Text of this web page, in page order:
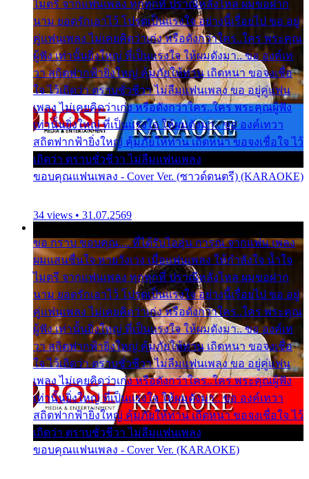
ไมตรี จากแฟนเพลง ทุกทุกที่ ปราณีหลั่งไหล ผมขอฝาก
นาม ยอดรักเอาไว้ โปรดเป็นแรงใจ อย่างนี้เรื่อยไป ขอ อยู่
คู่แฟนเพลง ไม่เคยคิดว่าเก่ง หรือดังกว่าใคร..ใคร พระคุณ
ผู้ฟัง เท่านั้นยิ่งใหญ่ ที่เป็นแรงใจ ให้ผมดังมา.. ขอ องค์เท
วา สถิตฟากฟ้ายิ่งใหญ่ คุ้มภัยให้ท่าน เถิดหนา ขอจงเชื่อ
ใจ ไว้เถิดว่า ตราบชั่วชีวา ไม่ลืมแฟนเพลง ขอ อยู่คู่แฟน
เพลง ไม่เคยคิดว่าเก่ง หรือดังกว่าใคร..ใคร พระคุณผู้ฟัง
เท่านั้นยิ่งใหญ่ ที่เป็นแรงใจ ให้ผมดังมา.. ขอ องค์เทวา
สถิตฟากฟ้ายิ่งใหญ่ คุ้มภัยให้ท่าน เถิดหนา ขอจงเชื่อใจ ไว้
เถิดว่า ตราบชั่วชีวา ไม่ลืมแฟนเพลง
ขอบคุณแฟนเพลง - Cover Ver. (ซาวด์ดนตรี) (KARAOKE)
34 views • 31.07.2569
ขอ กราบ ขอบคุณ.... ที่ได้รับไออุ่น การุณ จากแฟน เพลง
ผมแสนชื่นใจ หายวังเวง เมื่อแฟนเพลง ให้กำลังใจ น้ำใจ
ไมตรี จากแฟนเพลง ทุกทุกที่ ปราณีหลั่งไหล ผมขอฝาก
นาม ยอดรักเอาไว้ โปรดเป็นแรงใจ อย่างนี้เรื่อยไป ขอ อยู่
คู่แฟนเพลง ไม่เคยคิดว่าเก่ง หรือดังกว่าใคร..ใคร พระคุณ
ผู้ฟัง เท่านั้นยิ่งใหญ่ ที่เป็นแรงใจ ให้ผมดังมา.. ขอ องค์เท
วา สถิตฟากฟ้ายิ่งใหญ่ คุ้มภัยให้ท่าน เถิดหนา ขอจงเชื่อ
ใจ ไว้เถิดว่า ตราบชั่วชีวา ไม่ลืมแฟนเพลง ขอ อยู่คู่แฟน
เพลง ไม่เคยคิดว่าเก่ง หรือดังกว่าใคร..ใคร พระคุณผู้ฟัง
เท่านั้นยิ่งใหญ่ ที่เป็นแรงใจ ให้ผมดังมา.. ขอ องค์เทวา
สถิตฟากฟ้ายิ่งใหญ่ คุ้มภัยให้ท่าน เถิดหนา ขอจงเชื่อใจ ไว้
เถิดว่า ตราบชั่วชีวา ไม่ลืมแฟนเพลง
ขอบคุณแฟนเพลง - Cover Ver. (KARAOKE)